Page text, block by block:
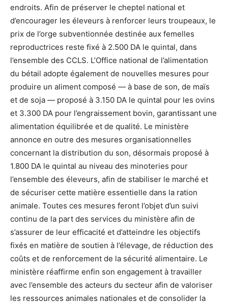
endroits. Afin de préserver le cheptel national et
d’encourager les éleveurs à renforcer leurs troupeaux, le
prix de l’orge subventionnée destinée aux femelles
reproductrices reste fixé à 2.500 DA le quintal, dans
l’ensemble des CCLS. L’Office national de l’alimentation
du bétail adopte également de nouvelles mesures pour
produire un aliment composé — à base de son, de maïs
et de soja — proposé à 3.150 DA le quintal pour les ovins
et 3.300 DA pour l’engraissement bovin, garantissant une
alimentation équilibrée et de qualité. Le ministère
annonce en outre des mesures organisationnelles
concernant la distribution du son, désormais proposé à
1.800 DA le quintal au niveau des minoteries pour
l’ensemble des éleveurs, afin de stabiliser le marché et
de sécuriser cette matière essentielle dans la ration
animale. Toutes ces mesures feront l’objet d’un suivi
continu de la part des services du ministère afin de
s’assurer de leur efficacité et d’atteindre les objectifs
fixés en matière de soutien à l’élevage, de réduction des
coûts et de renforcement de la sécurité alimentaire. Le
ministère réaffirme enfin son engagement à travailler
avec l’ensemble des acteurs du secteur afin de valoriser
les ressources animales nationales et de consolider la